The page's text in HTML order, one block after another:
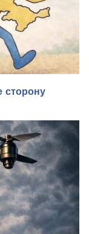
характерних
оселедці»
сторону